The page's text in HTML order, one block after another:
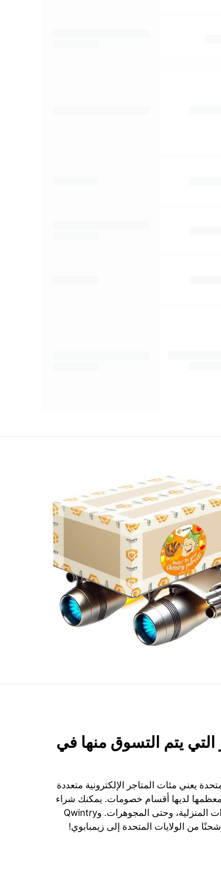
يتم التسوق منها في
يعني مئات المتاجر الإلكترونية متعددة
لديها أقسام خصومات. يمكنك شراء
الملابس، الأجهزة، الأدوات المنزلية، وحتى المجوهرات. وQwintry
من الولايات المتحدة إلى زيمبابوي!